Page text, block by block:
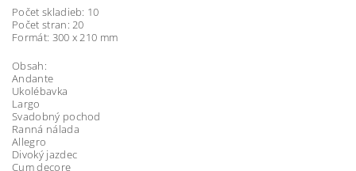
Počet skladieb: 10
Počet stran: 20
Formát: 300 x 210 mm
Obsah:
Andante
Ukolébavka
Largo
Svadobný pochod
Ranná nálada
Allegro
Divoký jazdec
Cum decore